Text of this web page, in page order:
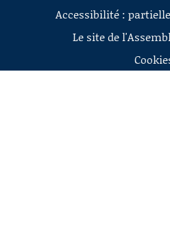
Accessibilité :
Le site de